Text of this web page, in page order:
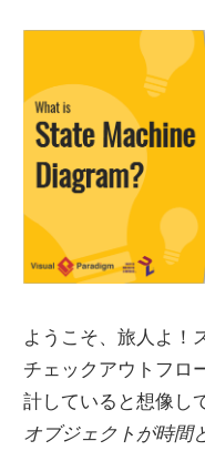
ようこそ、旅人よ！
チェックアウトフロ
計していると想像し
オブジェクトが時間